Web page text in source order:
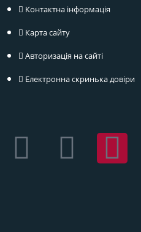
Контактна інформація
Карта сайту
Авторизація на сайті
Електронна скринька довіри